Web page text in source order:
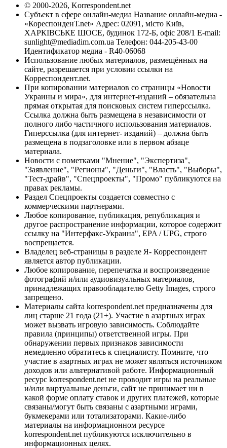
© 2000-2026, Korrespondent.net
Субъект в сфере онлайн-медиа Название онлайн-медиа -
«КореспонденТ.net» Адрес: 02091, місто Київ,
ХАРКІВСЬКЕ ШОСЕ, будинок 172-Б, офіс 208/1 E-mail:
sunlight@mediadim.com.ua Телефон: 044-205-43-00
Идентификатор медиа - R40-06068
Использование любых материалов, размещённых на
сайте, разрешается при условии ссылки на
Корреспондент.net.
При копировании материалов со страницы «Новости
Украины и мира», для интернет-изданий – обязательна
прямая открытая для поисковых систем гиперссылка.
Ссылка должна быть размещена в независимости от
полного либо частичного использования материалов.
Гиперссылка (для интернет- изданий) – должна быть
размещена в подзаголовке или в первом абзаце
материала.
Новости с пометками "Мнение", "Экспертиза",
"Заявление", "Регионы", "Деньги", "Власть", "Выборы",
"Тест-драйв", "Спецпроекты", "Промо" публикуются на
правах рекламы.
Раздел Спецпроекты создается совместно с
коммерческими партнерами.
Любое копирование, публикация, републикация и
другое распространение информации, которое содержит
ссылку на "Интерфакс-Украина", EPA / UPG, строго
воспрещается.
Владелец веб-страницы в разделе Я- Корреспондент
является автор публикации.
Любое копирование, перепечатка и воспроизведение
фотографий и/или аудиовизуальных материалов,
принадлежащих правообладателю Getty Images, строго
запрещено.
Материалы сайта korrespondent.net предназначены для
лиц старше 21 года (21+). Участие в азартных играх
может вызвать игровую зависимость. Соблюдайте
правила (принципы) ответственной игры. При
обнаружении первых признаков зависимости
немедленно обратитесь к специалисту. Помните, что
участие в азартных играх не может являться источником
доходов или альтернативой работе. Информационный
ресурс korrespondent.net не проводит игры на реальные
и/или виртуальные деньги, сайт не принимает ни в
какой форме оплату ставок и других платежей, которые
связаны/могут быть связаны с азартными играми,
букмекерами или тотализаторами. Какие-либо
материалы на информационном ресурсе
korrespondent.net публикуются исключительно в
информационных целях.